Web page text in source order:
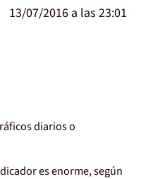
13/07/2016 a las 23:01
diarios o
es enorme, según